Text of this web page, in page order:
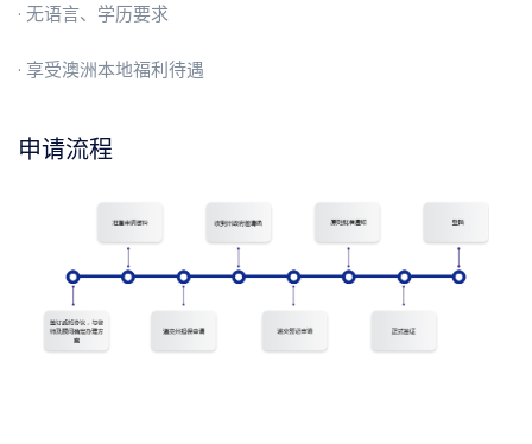
· 无语言、学历要求
· 享受澳洲本地福利待遇
申请流程